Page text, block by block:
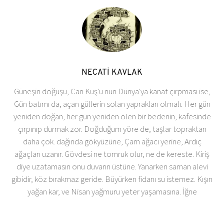
NECATİ KAVLAK
Güneşin doğuşu, Can Kuş'u nun Dünya'ya kanat çırpması ise,
Gün batımı da, açan güllerin solan yaprakları olmalı. Her gün
yeniden doğan, her gün yeniden ölen bir bedenin, kafesinde
çırpınıp durmak zor. Doğduğum yöre de, taşlar topraktan
daha çok. dağında gökyüzüne, Çam ağacı yerine, Ardıç
ağaçları uzanır. Gövdesi ne tomruk olur, ne de kereste. Kiriş
diye uzatamasın onu duvarın üstüne. Yanarken saman alevi
gibidir, köz bırakmaz geride. Büyürken fidanı su istemez. Kışın
yağan kar, ve Nisan yağmuru yeter yaşamasına. İğne